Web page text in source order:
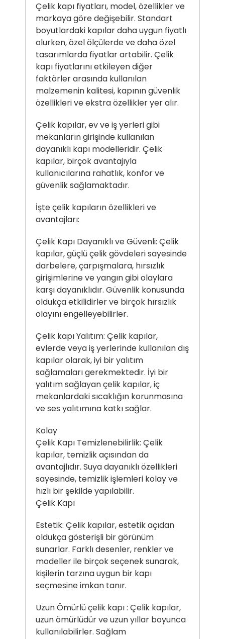
Çelik kapı fiyatları, model, özellikler ve
markaya göre değişebilir. Standart
boyutlardaki kapılar daha uygun fiyatlı
olurken, özel ölçülerde ve daha özel
tasarımlarda fiyatlar artabilir. Çelik
kapı fiyatlarını etkileyen diğer
faktörler arasında kullanılan
malzemenin kalitesi, kapının güvenlik
özellikleri ve ekstra özellikler yer alır.
Çelik kapılar, ev ve iş yerleri gibi
mekanların girişinde kullanılan
dayanıklı kapı modelleridir. Çelik
kapılar, birçok avantajıyla
kullanıcılarına rahatlık, konfor ve
güvenlik sağlamaktadır.
İşte çelik kapıların özellikleri ve
avantajları:
Çelik Kapı Dayanıklı ve Güvenli: Çelik
kapılar, güçlü çelik gövdeleri sayesinde
darbelere, çarpışmalara, hırsızlık
girişimlerine ve yangın gibi olaylara
karşı dayanıklıdır. Güvenlik konusunda
oldukça etkilidirler ve birçok hırsızlık
olayını engelleyebilirler.
Çelik kapı Yalıtım: Çelik kapılar,
evlerde veya iş yerlerinde kullanılan dış
kapılar olarak, iyi bir yalıtım
sağlamaları gerekmektedir. İyi bir
yalıtım sağlayan çelik kapılar, iç
mekanlardaki sıcaklığın korunmasına
ve ses yalıtımına katkı sağlar.
Kolay
Çelik Kapı Temizlenebilirlik: Çelik
kapılar, temizlik açısından da
avantajlıdır. Suya dayanıklı özellikleri
sayesinde, temizlik işlemleri kolay ve
hızlı bir şekilde yapılabilir.
Çelik Kapı
Estetik: Çelik kapılar, estetik açıdan
oldukça gösterişli bir görünüm
sunarlar. Farklı desenler, renkler ve
modeller ile birçok seçenek sunarak,
kişilerin tarzına uygun bir kapı
seçmesine imkan tanır.
Uzun Ömürlüçelik kapı: Çelik kapılar,
uzun ömürlüdür ve uzun yıllar boyunca
kullanılabilirler. Sağlam